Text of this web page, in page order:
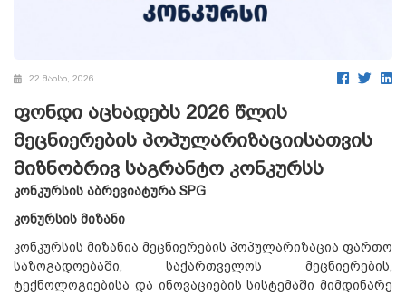
22 მაისი, 2026
ფონდი აცხადებს 2026 წლის
მეცნიერების პოპულარიზაციისათვის
მიზნობრივ საგრანტო კონკურსს
კონკურსის აბრევიატურა SPG
კონურსის მიზანი
კონკურსის მიზანია მეცნიერების პოპულარიზაცია ფართო
საზოგადოებაში, საქართველოს მეცნიერების,
ტექნოლოგიებისა და ინოვაციების სისტემაში მიმდინარე